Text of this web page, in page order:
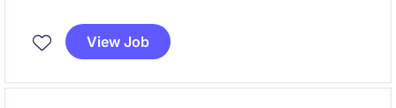
し、クライアントのニーズを満たすソリューションを
提供する役割です。
View Job